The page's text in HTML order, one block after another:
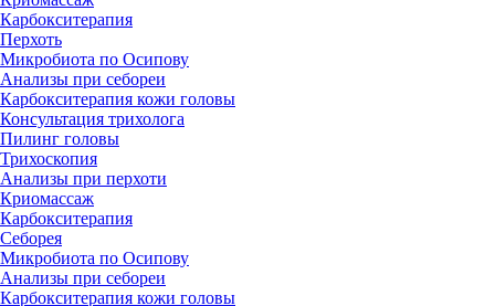
Карбокситерапия
Перхоть
Микробиота по Осипову
Анализы при себореи
Карбокситерапия кожи головы
Консультация трихолога
Пилинг головы
Трихоскопия
Анализы при перхоти
Криомассаж
Карбокситерапия
Себорея
Микробиота по Осипову
Анализы при себореи
Карбокситерапия кожи головы